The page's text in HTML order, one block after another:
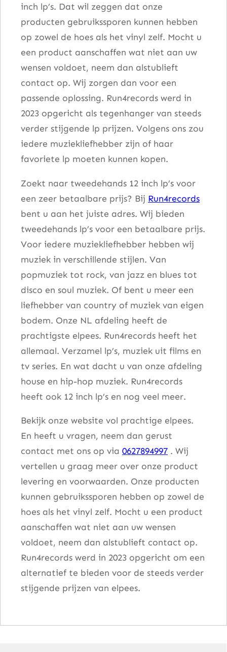
inch lp’s. Dat wil zeggen dat onze
producten gebruikssporen kunnen hebben
op zowel de hoes als het vinyl zelf. Mocht u
een product aanschaffen wat niet aan uw
wensen voldoet, neem dan alstublieft
contact op. Wij zorgen dan voor een
passende oplossing. Run4records werd in
2023 opgericht als tegenhanger van steeds
verder stijgende lp prijzen. Volgens ons zou
iedere muziekliefhebber zijn of haar
favoriete lp moeten kunnen kopen.
Zoekt naar tweedehands 12 inch lp’s voor
een zeer betaalbare prijs? Bij Run4records
bent u aan het juiste adres. Wij bieden
tweedehands lp’s voor een betaalbare prijs.
Voor iedere muziekliefhebber hebben wij
muziek in verschillende stijlen. Van
popmuziek tot rock, van jazz en blues tot
disco en soul muziek. Of bent u meer een
liefhebber van country of muziek van eigen
bodem. Onze NL afdeling heeft de
prachtigste elpees. Run4records heeft het
allemaal. Verzamel lp’s, muziek uit films en
tv series. En wat dacht u van onze afdeling
house en hip-hop muziek. Run4records
heeft ook 12 inch lp’s en nog veel meer.
Bekijk onze website vol prachtige elpees.
En heeft u vragen, neem dan gerust
contact met ons op via 0627894997 . Wij
vertellen u graag meer over onze product
levering en voorwaarden. Onze producten
kunnen gebruikssporen hebben op zowel de
hoes als het vinyl zelf. Mocht u een product
aanschaffen wat niet aan uw wensen
voldoet, neem dan alstublieft contact op.
Run4records werd in 2023 opgericht om een
alternatief te bieden voor de steeds verder
stijgende prijzen van elpees.